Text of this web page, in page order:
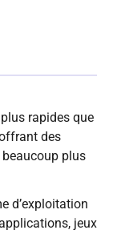
rapides que
des
beaucoup plus
d’exploitation
jeux